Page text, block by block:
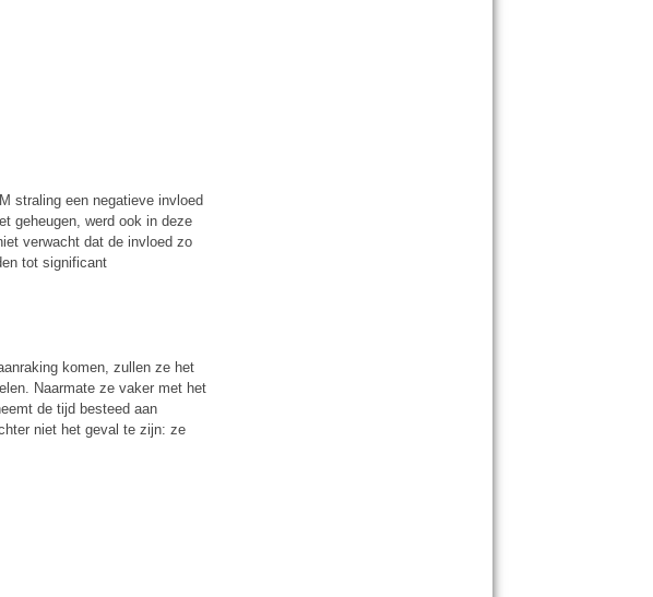
straling een negatieve invloed
geheugen, werd ook in deze
verwacht dat de invloed zo
tot significant
komen, zullen ze het
Naarmate ze vaker met het
de tijd besteed aan
niet het geval te zijn: ze